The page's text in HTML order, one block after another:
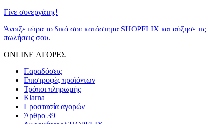
Γίνε συνεργάτης!
Άνοιξε τώρα το δικό σου κατάστημα SHOPFLIX και αύξησε τις
πωλήσεις σου.
ONLINE ΑΓΟΡΕΣ
Παραδόσεις
Επιστροφές προϊόντων
Τρόποι πληρωμής
Klarna
Προστασία αγορών
Άρθρο 39